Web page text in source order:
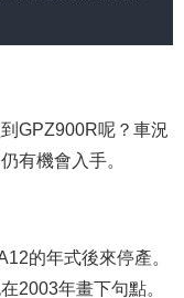
GPZ900R呢？車況
有機會入手。
的年式後來停產。
2003年畫下句點。